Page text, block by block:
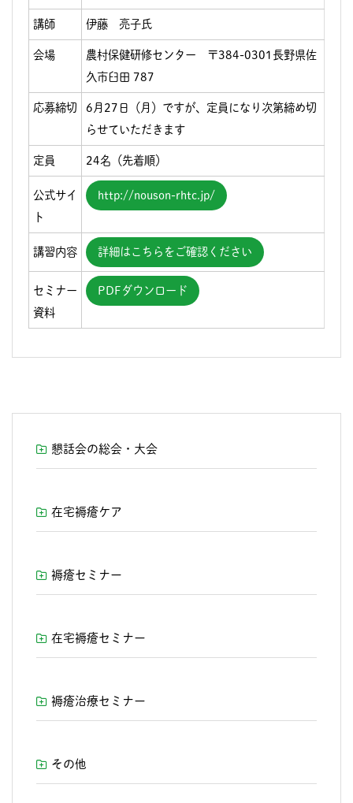
講師 伊藤 亮子氏
会場
農村保健研修センター 〒384-0301長野県佐
久市臼田 787
応募締切
6月27日（月）ですが、定員になり次第締め切
らせていただきます
定員 24名（先着順）
公式サイ
ト
http://nouson-rhtc.jp/
講習内容 詳細はこちらをご確認ください
セミナー
資料
PDFダウンロード
懇話会の総会・大会
在宅褥瘡ケア
褥瘡セミナー
在宅褥瘡セミナー
褥瘡治療セミナー
その他